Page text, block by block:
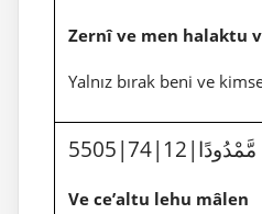
Zernî ve men halaktu
Yalnız bırak beni ve
مَّمْدُودًا
Ve ce’altu lehu mâlen